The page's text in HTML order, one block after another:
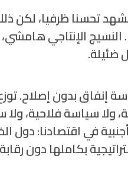
تحسنا ظرفيا، لكن
النسيج الإنتاجي
ضئيلة.
إنفاق بدون إصلاح.
ولا سياسة فلاحية،
في اقتصادنا: دول
بكاملها دون